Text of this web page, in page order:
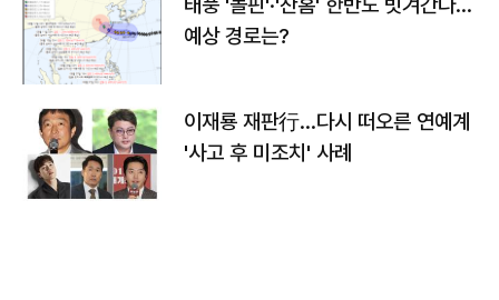
예상 경로는?
이재룡 재판行…다시 떠오른 연예계
'사고 후 미조치' 사례